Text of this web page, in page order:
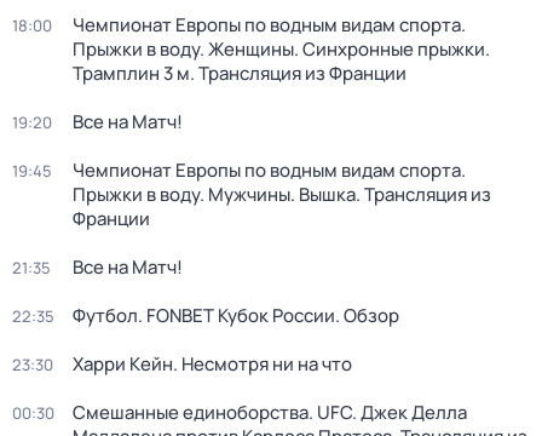
18:00
Чемпионат Европы по водным видам спорта.
Прыжки в воду. Женщины. Синхронные прыжки.
Трамплин 3 м. Трансляция из Франции
19:20 Все на Матч!
19:45
Чемпионат Европы по водным видам спорта.
Прыжки в воду. Мужчины. Вышка. Трансляция из
Франции
21:35 Все на Матч!
22:35 Футбол. FONBET Кубок России. Обзор
23:30 Харри Кейн. Несмотря ни на что
00:30
Смешанные единоборства. UFC. Джек Делла